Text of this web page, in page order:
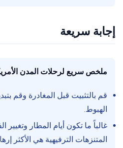
إجابة سريعة
ملخص سريع لرحلات المدن
قم بالتثبيت قبل المغادرة وقم
الهبوط.
غالباً ما تكون أيام المطار وتغيير
المتنزهات الترفيهية هي الأكثر